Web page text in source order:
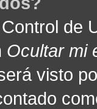
de
Ocultar mi
visto